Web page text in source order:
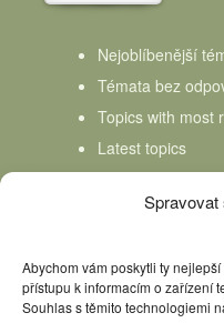
Spravovat
Abychom vám poskytli ty
přístupu k informacím o zařízení
Souhlas s těmito technologiemi
Nejoblíbenější
Témata bez
Topics with most
Latest topics
Topics Freshness